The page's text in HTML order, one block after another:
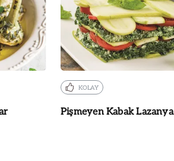
KOLAY
Pişmeyen Kabak Lazanya